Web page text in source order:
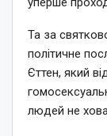
Та за
політичне
Єттен, який
людей не